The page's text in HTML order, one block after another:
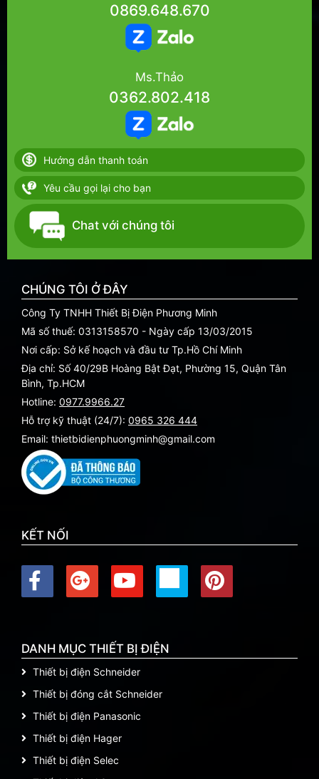
0869.648.670
Ms.Thảo
0362.802.418
Hướng dẫn thanh toán
Yêu cầu gọi lại cho bạn
Chat với chúng tôi
CHÚNG TÔI Ở ĐÂY
Công Ty TNHH Thiết Bị Điện Phương Minh
Mã số thuế: 0313158570 - Ngày cấp 13/03/2015
Nơi cấp: Sở kế hoạch và đầu tư Tp.Hồ Chí Minh
Địa chỉ: Số 40/29B Hoàng Bật Đạt, Phường 15, Quận Tân
Bình, Tp.HCM
Hotline: 0977.9966.27
Hỗ trợ kỹ thuật (24/7): 0965 326 444
Email: thietbidienphuongminh@gmail.com
KẾT NỐI
DANH MỤC THIẾT BỊ ĐIỆN
Thiết bị điện Schneider
Thiết bị đóng cắt Schneider
Thiết bị điện Panasonic
Thiết bị điện Hager
Thiết bị điện Selec